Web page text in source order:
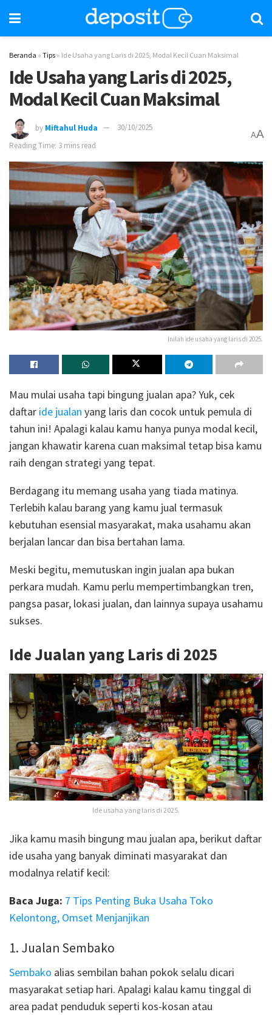
Beranda » Tips » Ide Usaha yang Laris di 2025, Modal Kecil Cuan Maksimal
Ide Usaha yang Laris di 2025,
Modal Kecil Cuan Maksimal
by Miftahul Huda
30/10/2025
Reading Time: 3 mins read
AA
Inilah ide usaha yang laris di 2025.
Mau mulai usaha tapi bingung jualan apa? Yuk, cek
daftar ide jualan yang laris dan cocok untuk pemula di
tahun ini! Apalagi kalau kamu hanya punya modal kecil,
jangan khawatir karena cuan maksimal tetap bisa kamu
raih dengan strategi yang tepat.
Berdagang itu memang usaha yang tiada matinya.
Terlebih kalau barang yang kamu jual termasuk
kebutuhan esensial masyarakat, maka usahamu akan
berjalan lancar dan bisa bertahan lama.
Meski begitu, memutuskan ingin jualan apa bukan
perkara mudah. Kamu perlu mempertimbangkan tren,
pangsa pasar, lokasi jualan, dan lainnya supaya usahamu
sukses.
Ide Jualan yang Laris di 2025
Ide usaha yang laris di 2025.
Jika kamu masih bingung mau jualan apa, berikut daftar
ide usaha yang banyak diminati masyarakat dan
modalnya relatif kecil:
Baca Juga: 7 Tips Penting Buka Usaha Toko
Kelontong, Omset Menjanjikan
1. Jualan Sembako
Sembako alias sembilan bahan pokok selalu dicari
masyarakat setiap hari. Apalagi kalau kamu tinggal di
area padat penduduk seperti kos-kosan atau